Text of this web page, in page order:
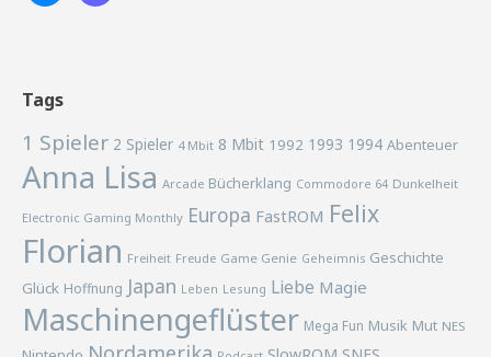
Tags
1 Spieler 2 Spieler 4 Mbit 8 Mbit 1992 1993 1994 Abenteuer
Anna Lisa Arcade Bücherklang Commodore 64 Dunkelheit
Electronic Gaming Monthly Europa FastROM Felix
Florian Freiheit Freude Game Genie Geheimnis Geschichte
Glück Hoffnung Japan Leben Lesung Liebe Magie
Maschinengeflüster Mega Fun Musik Mut NES